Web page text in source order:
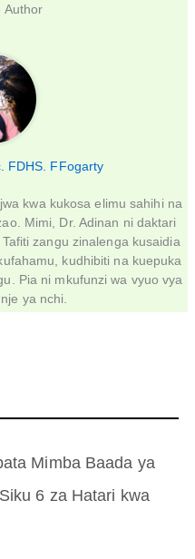
Author
FDHS. FFogarty
kwa kukosa elimu sahihi na
Mimi, Dr. Adinan ni daktari
zangu zinalenga kusaidia
kudhibiti na kuepuka
Pia ni mkufunzi wa vyuo vya
ya nchi.
Mimba Baada ya
6 za Hatari kwa